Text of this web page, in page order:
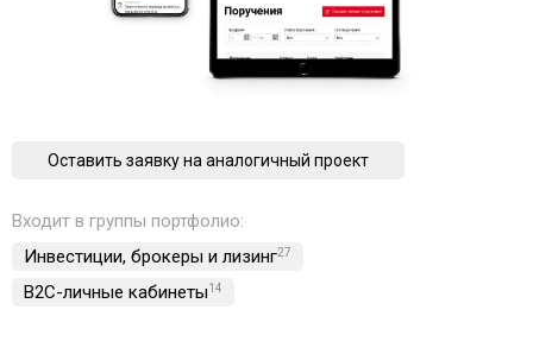
Оставить заявку на аналогичный проект
Входит в группы портфолио:
Инвестиции, брокеры и лизинг27
B2C-личные кабинеты14